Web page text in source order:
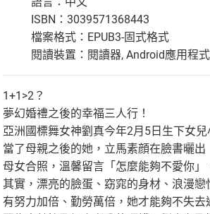
ISBN：3039571368443
檔案格式：EPUB3-固式格式
閱讀裝置：閱讀器, Android應用程
1+1>2？
夢幻婚禮之後的幸福三人行！
亞洲國標舞女神劉真今年2月5日生下女兒
當了母親之後的她，立馬素顔在臉書曬出
母女合照，溫馨留言「怎麼能夠不愛你」
其實，漂亮的臉蛋、窈窕的身材、浪漫
有努力加倍、勤勞萬倍，她才能夠不失